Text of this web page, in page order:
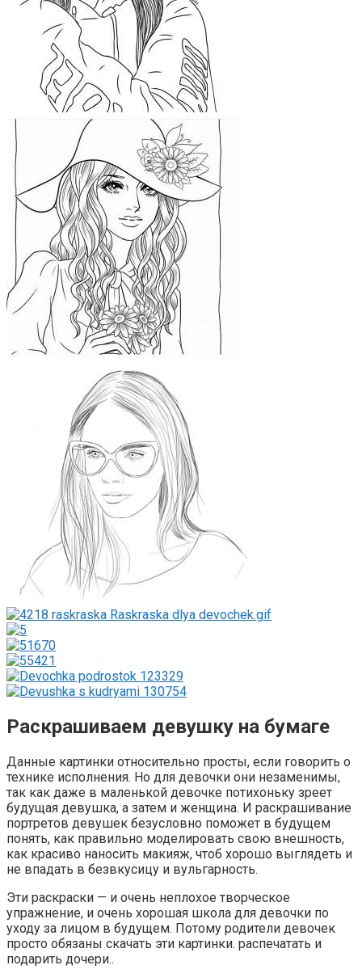
Раскрашиваем девушку на бумаге
Данные картинки относительно просты, если говорить о
технике исполнения. Но для девочки они незаменимы,
так как даже в маленькой девочке потихоньку зреет
будущая девушка, а затем и женщина. И раскрашивание
портретов девушек безусловно поможет в будущем
понять, как правильно моделировать свою внешность,
как красиво наносить макияж, чтоб хорошо выглядеть и
не впадать в безвкусицу и вульгарность.
Эти раскраски — и очень неплохое творческое
упражнение, и очень хорошая школа для девочки по
уходу за лицом в будущем. Потому родители девочек
просто обязаны скачать эти картинки. распечатать и
подарить дочери..